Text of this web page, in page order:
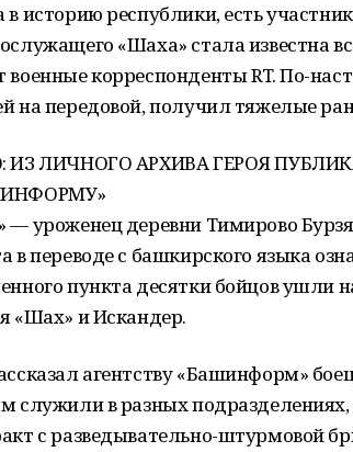
в историю республики, есть
«Шаха» стала известна
военные корреспонденты RT. По-
на передовой, получил тяжелые
ИЗ ЛИЧНОГО АРХИВА ГЕРОЯ
— уроженец деревни Тимирово
в переводе с башкирского языка
пункта десятки бойцов ушли
«Шах» и Искандер.
агентству «Башинформ»
служили в разных
с разведывательно-штурмовой